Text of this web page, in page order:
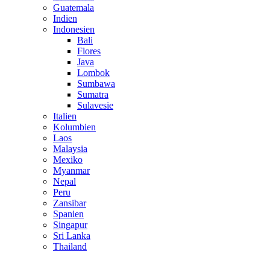
Guatemala
Indien
Indonesien
Bali
Flores
Java
Lombok
Sumbawa
Sumatra
Sulavesie
Italien
Kolumbien
Laos
Malaysia
Mexiko
Myanmar
Nepal
Peru
Zansibar
Spanien
Singapur
Sri Lanka
Thailand